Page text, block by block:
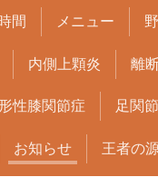
間 メニュー
内側上顆炎 離
性膝関節症 足関
お知らせ 王者の